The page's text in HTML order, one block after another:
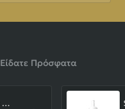
Είδατε Πρόσφατα
SLAMP-Fiordlys Linear Φωτιστικό Κρεμαστό 90x26x33cm White ΚΩΔ.-FRDSXXLWHT01T00LINEU